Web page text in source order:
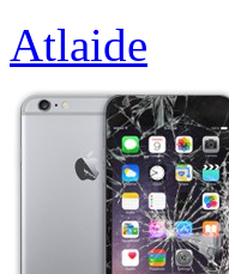
Atlaide